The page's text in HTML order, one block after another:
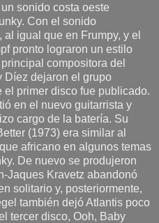
sonido costa oeste
Con el sonido
igual que en Frumpy, y el
pronto lograron un estilo
compositora del
Díez dejaron el grupo
primer disco fue publicado.
en el nuevo guitarrista y
cargo de la batería. Su
(1973) era similar al
africano en algunos temas
De nuevo se produjeron
Jaques Kravetz abandonó
solitario y, posteriormente,
también dejó Atlantis poco
tercer disco, Ooh, Baby